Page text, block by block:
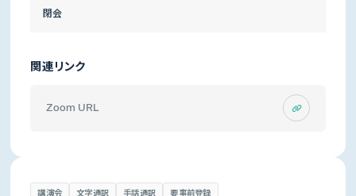
閉会
関連リンク
Zoom URL
講演会 文字通訳 手話通訳 要事前登録